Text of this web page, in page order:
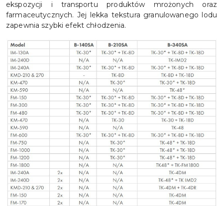
ekspozycji i transportu produktów mrożonych oraz
farmaceutycznych. Jej lekka tekstura granulowanego lodu
zapewnia szybki efekt chłodzenia.